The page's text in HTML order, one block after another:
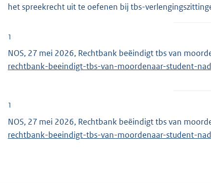
het spreekrecht uit te oefenen bij tbs-
1
NOS, 27 mei 2026, Rechtbank beëindigt tbs van
rechtbank-beeindigt-tbs-van-moordenaar-student-
1
NOS, 27 mei 2026, Rechtbank beëindigt tbs van
rechtbank-beeindigt-tbs-van-moordenaar-student-